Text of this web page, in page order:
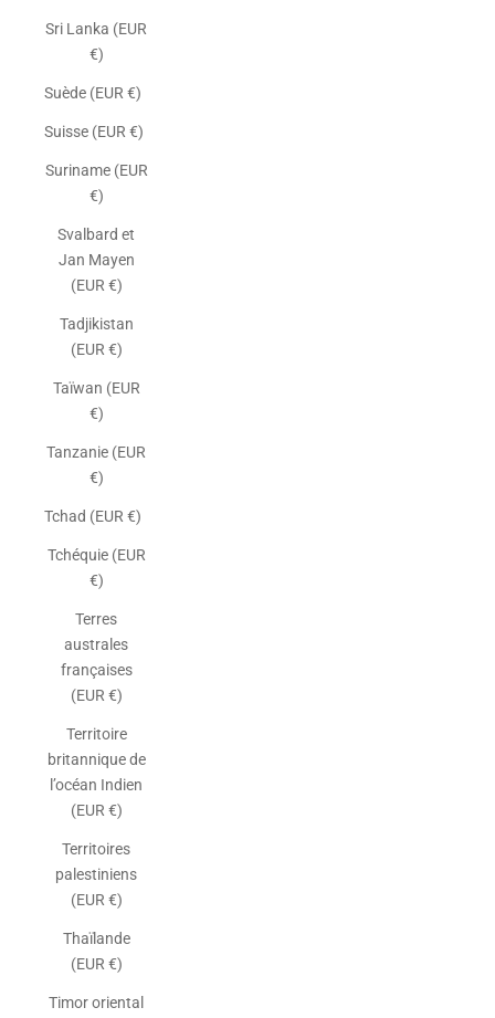
Sri Lanka (EUR
€)
Suède (EUR €)
Suisse (EUR €)
Suriname (EUR
€)
Svalbard et
Jan Mayen
(EUR €)
Tadjikistan
(EUR €)
Taïwan (EUR
€)
Tanzanie (EUR
€)
Tchad (EUR €)
Tchéquie (EUR
€)
Terres
australes
françaises
(EUR €)
Territoire
britannique de
l’océan Indien
(EUR €)
Territoires
palestiniens
(EUR €)
Thaïlande
(EUR €)
Timor oriental